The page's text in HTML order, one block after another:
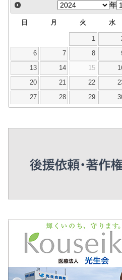
年
日 月 火 水
1
6 7 8
13 14 15
20 21 22
27 28 29